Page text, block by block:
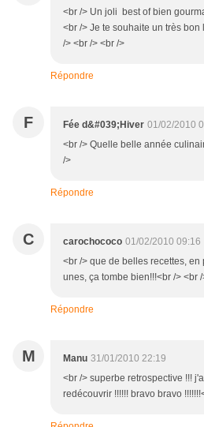
<br /> Un joli best of bien
<br /> Je te souhaite un très
/> <br /> <br />
Répondre
F Fée d&#039;Hiver 01/02/2010
<br /> Quelle belle année
/>
Répondre
C carochococo 01/02/2010 09:16
<br /> que de belles recettes,
unes, ça tombe bien!!!<br /> <br
Répondre
M Manu 31/01/2010 22:19
<br /> superbe retrospective !!!
redécouvrir !!!!!! bravo bravo